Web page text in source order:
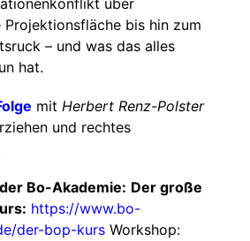
über
bis hin zum
– und was das alles
hat.
mit Herbert Renz-Polster
und rechtes
Bo-Akademie: Der große
https://www.bo-
der-bop-kurs Workshop: